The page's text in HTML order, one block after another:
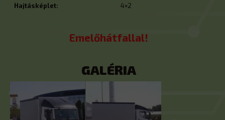
Hajtásképlet: 4×2
Emelőhátfallal!
GALÉRIA